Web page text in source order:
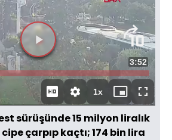
Toplam
Süre
3:52
1xOynatma
Hızı
Mini
oynatıcı
Tam
Ekran
sürüşünde 15 milyon liralık
çarpıp kaçtı; 174 bin lira